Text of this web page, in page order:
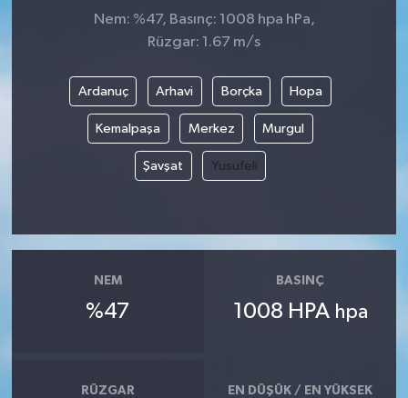
Nem: %47, Basınç: 1008 hpa hPa,
Rüzgar: 1.67 m/s
Ardanuç Arhavi Borçka Hopa
Kemalpaşa Merkez Murgul
Şavşat Yusufeli
NEM
%47
BASINÇ
1008 HPA hpa
RÜZGAR EN DÜŞÜK / EN YÜKSEK